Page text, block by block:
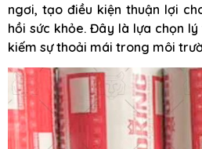
ngơi, tạo điều kiện thuận lợi
hồi sức khỏe. Đây là lựa chọn
kiếm sự thoải mái trong môi